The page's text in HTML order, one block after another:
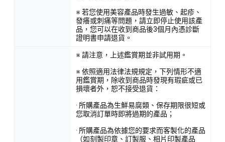
※ 若您使用美容產品時發生過敏、起疹、
發癢或刺痛等問題，請立即停止使用該產
品，您可以在收到商品後3個月內憑診斷
證明書申請退貨。
※ 請注意，上述鑑賞期並非試用期。
※ 依照適用法律法規規定，下列情形不適
用鑑賞期，除收到商品時發現有瑕疵或已
損壞者外，恕不接受退貨：
· 所購產品為生鮮易腐類、保存期限很短或
您取消訂單時即將過期的產品；
· 所購產品為依據您的要求而客製化的產品
（如刻製印章、訂製服、相片印製產品